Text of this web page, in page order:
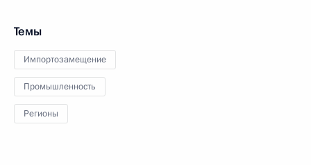
Темы
Импортозамещение
Промышленность
Регионы